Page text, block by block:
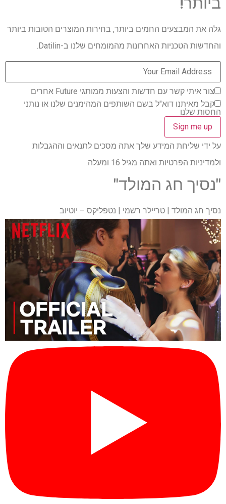
גלה את המבצעים החמים ביותר, בחירות המוצרים הטובות ביותר
והחדשות הטכניות האחרונות מהמומחים שלנו ב-Datilin.
צור איתי קשר עם חדשות והצעות ממותגי Future אחרים
קבל מאיתנו דוא"ל בשם השותפים המהימנים שלנו או נותני
החסות שלנו
על ידי שליחת המידע שלך אתה מסכים לתנאים וההגבלות
ולמדיניות הפרטיות ואתה מגיל 16 ומעלה.
"נסיך חג המולד"
נסיך חג המולד | טריילר רשמי | נטפליקס – יוטיוב